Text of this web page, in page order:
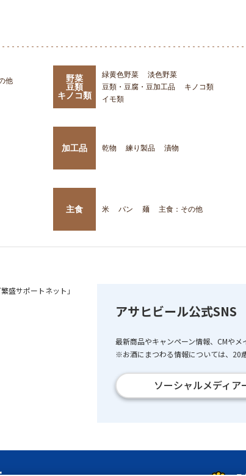
他
野菜
豆類
キノコ類
緑黄色野菜
淡色野菜
豆類・豆腐・豆加工品
キノコ類
イモ類
加工品 乾物 練り製品 漬物
主食 米 パン 麺 主食：その他
盛サポートネット」
アサヒビール公式SNS
最新商品やキャンペーン情報、CMやメ
※お酒にまつわる情報については、20
ソーシャルメディア